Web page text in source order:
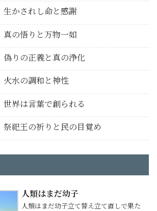
生かされし命と感謝
真の悟りと万物一如
偽りの正義と真の浄化
火水の調和と神性
世界は言葉で創られる
祭祀王の祈りと民の目覚め
人類はまだ幼子
人類はまだ幼子立て替え立て直しで果た